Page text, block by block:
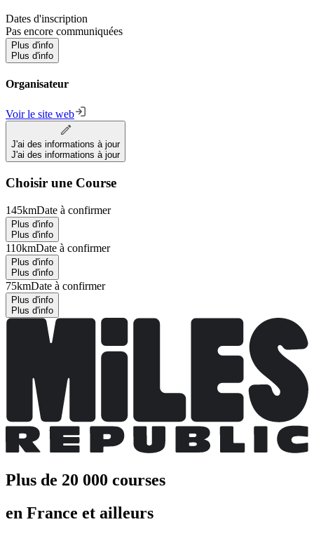
Dates d'inscription
Pas encore communiquées
Plus d'info
Plus d'info
Organisateur
Voir le site web
J'ai des informations à jour
J'ai des informations à jour
Choisir une Course
145kmDate à confirmer
Plus d'info
Plus d'info
110kmDate à confirmer
Plus d'info
Plus d'info
75kmDate à confirmer
Plus d'info
Plus d'info
Plus de 20 000 courses
en France et ailleurs